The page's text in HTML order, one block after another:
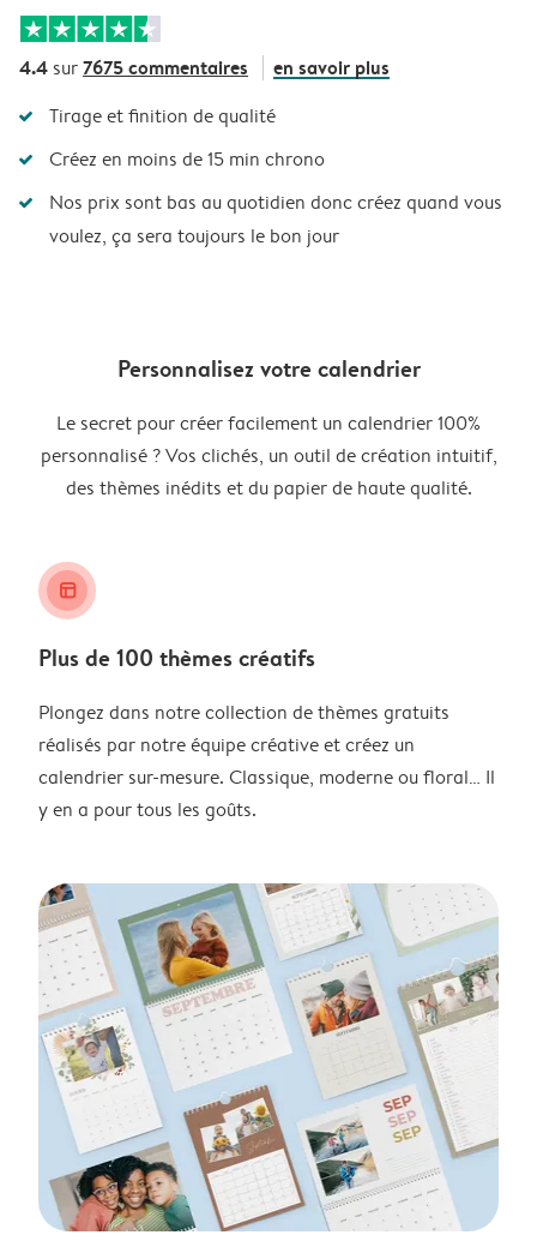
4.4 sur7675 commentaires en savoir plus
Tirage et finition de qualité
Créez en moins de 15 min chrono
Nos prix sont bas au quotidien donc créez quand vous
voulez, ça sera toujours le bon jour
Personnalisez votre calendrier
Le secret pour créer facilement un calendrier 100%
personnalisé ? Vos clichés, un outil de création intuitif,
des thèmes inédits et du papier de haute qualité.
layout_alt
Plus de 100 thèmes créatifs
Plongez dans notre collection de thèmes gratuits
réalisés par notre équipe créative et créez un
calendrier sur-mesure. Classique, moderne ou floral… Il
y en a pour tous les goûts.